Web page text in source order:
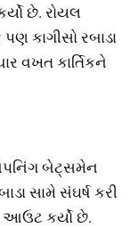
છે. રોયલ
કાગીસો રબાડા
વખત કાર્તિકને
બેટ્સમેન
સામે સંઘર્ષ કરી
કર્યો છે.